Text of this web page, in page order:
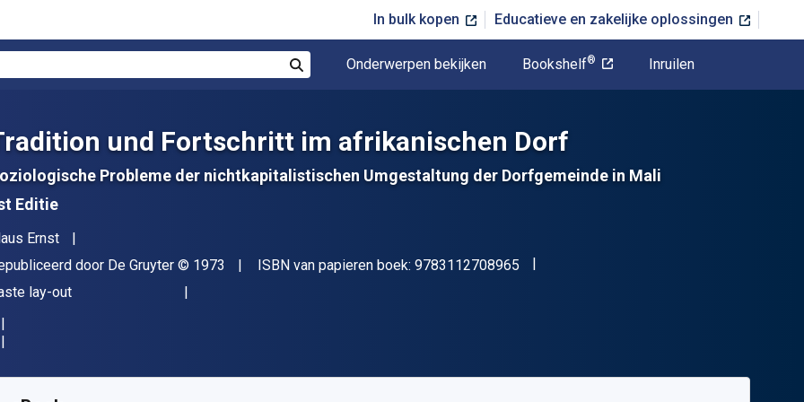
In bulk kopen Educatieve en zakelijke oplossingen
Onderwerpen bekijken Bookshelf® Inruilen
und Fortschritt im afrikanischen Dorf
Probleme der nichtkapitalistischen Umgestaltung der Dorfgemeinde in Mali
Editie
Ernst
door De Gruyter Copyright
© 1973 ISBN van papieren boek: 9783112708965 "ISBN-13 9783112708965"
lay-out